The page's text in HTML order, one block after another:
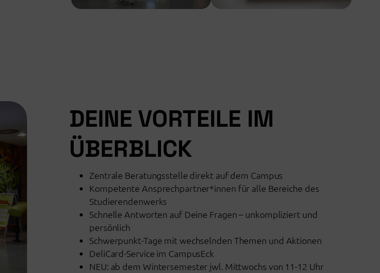
DEINE VORTEILE IM
ÜBERBLICK
Zentrale Beratungsstelle direkt auf dem Campus
Kompetente Ansprechpartner*innen für alle Bereiche des
Studierendenwerks
Schnelle Antworten auf Deine Fragen – unkompliziert und
persönlich
Schwerpunkt-Tage mit wechselnden Themen und Aktionen
DeliCard-Service im CampusEck
NEU: ab dem Wintersemester jwl. Mittwochs von 11-12 Uhr